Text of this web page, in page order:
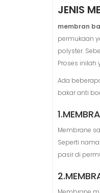
JENIS
membran
permukaan
polyster.
Proses
Ada
bakar anti
Membrane
Seperti
pasir di